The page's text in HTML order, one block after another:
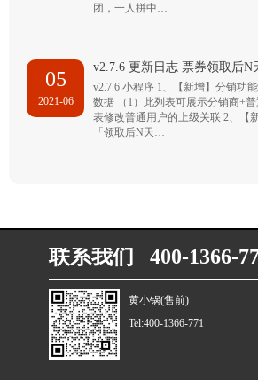
团，一人拼中…
05
2021-06
v2.7.6 更新日志 票券领取后N
v2.7.6 小程序 1、【新增】分销功
数据 （1）此列表可展示分销商+
表修改普通用户的上级关联 2、【
「领取后N天…
联系我们 400-1366-
黄小锅(售前)
Tel:400-1366-771